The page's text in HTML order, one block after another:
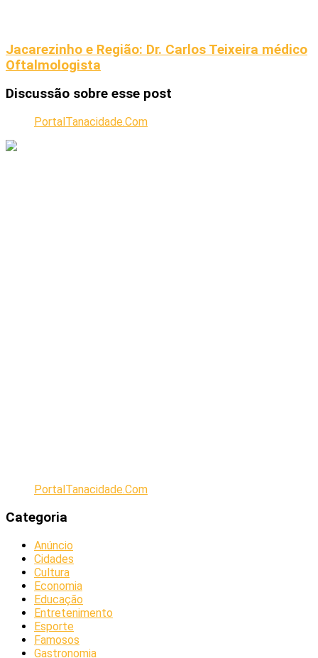
Jacarezinho e Região: Dr. Carlos Teixeira médico
Oftalmologista
Discussão sobre esse post
PortalTanacidade.Com
PortalTanacidade.Com
Categoria
Anúncio
Cidades
Cultura
Economia
Educação
Entretenimento
Esporte
Famosos
Gastronomia